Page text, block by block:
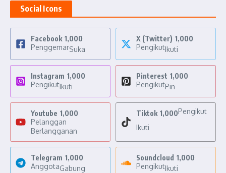
Social Icons
Facebook 1,000
PenggemarSuka
X (Twitter) 1,000
PengikutIkuti
Instagram 1,000
PengikutIkuti
Pinterest 1,000
PengikutPin
Youtube 1,000
Pelanggan
Berlangganan
Tiktok 1,000Pengikut
Ikuti
Telegram 1,000
AnggotaGabung
Soundcloud 1,000
PengikutIkuti